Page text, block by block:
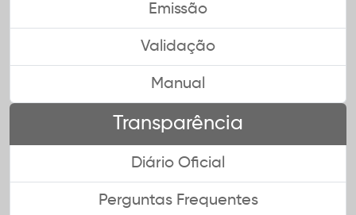
Emissão
Validação
Manual
Transparência
Diário Oficial
Perguntas Frequentes